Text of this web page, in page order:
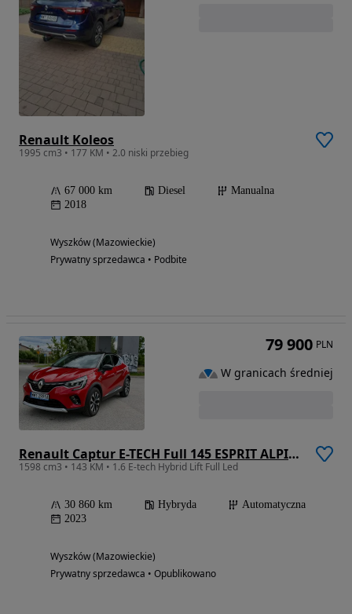
Renault Koleos
1995 cm3 • 177 KM • 2.0 niski przebieg
67 000 km Diesel
Manualna
2018
Wyszków (Mazowieckie)
Prywatny sprzedawca • Podbite
Renault Captur E-TECH Full 145 ESPRIT ALPINE
1598 cm3 • 143 KM • 1.6 E-tech Hybrid Lift Full Led
30 860 km Hybryda
Automatyczna
2023
Wyszków (Mazowieckie)
Prywatny sprzedawca • Opublikowano
79 900 PLN
W granicach średniej